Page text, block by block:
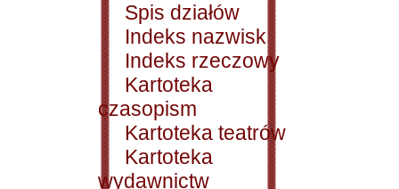
Spis działów
Indeks nazwisk
Indeks rzeczowy
Kartoteka
czasopism
Kartoteka teatrów
Kartoteka
wydawnictw